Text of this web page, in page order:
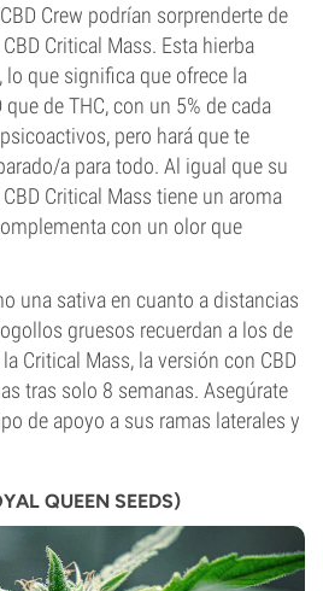
Crew podrían sorprenderte de
Critical Mass. Esta hierba
lo que significa que ofrece la
de THC, con un 5% de cada
pero hará que te
a para todo. Al igual que su
Critical Mass tiene un aroma
con un olor que
una sativa en cuanto a distancias
gruesos recuerdan a los de
Critical Mass, la versión con CBD
tras solo 8 semanas. Asegúrate
de apoyo a sus ramas laterales y
QUEEN SEEDS)